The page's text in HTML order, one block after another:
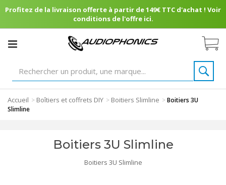
Profitez de la livraison offerte à partir de 149€ TTC d'achat ! Voir
conditions de l'offre ici.
Accueil > Boîtiers et coffrets DIY > Boitiers Slimline >Boitiers 3U
Slimline
Boitiers 3U Slimline
Boitiers 3U Slimline